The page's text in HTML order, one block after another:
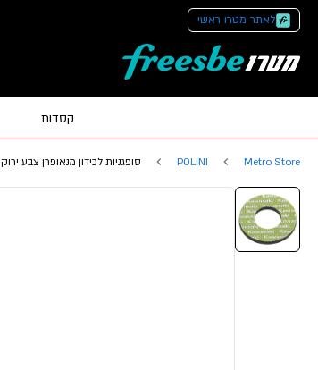
לאתר מטרו ראשי
קסדות
Metro Store
POLINI סופגניות לכידון מנאופרן צבע ירוק